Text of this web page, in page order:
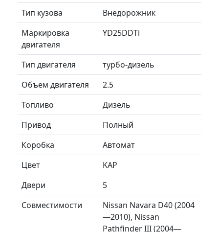
Тип кузова
Внедорожник
Маркировка
двигателя
YD25DDTi
Тип двигателя
турбо-дизель
Объем двигателя
2.5
Топливо
Дизель
Привод
Полный
Коробка
Автомат
Цвет
KAP
Двери
5
Совместимости
Nissan Navara D40 (2004
—2010), Nissan
Pathfinder III (2004—